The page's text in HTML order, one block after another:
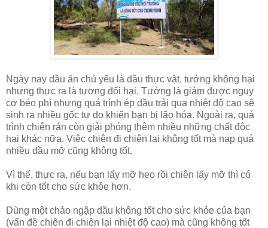
Ngày nay dầu ăn chủ yếu là dầu thực vật, tưởng không hại
nhưng thực ra là tương đối hại. Tưởng là giảm được nguy
cơ béo phì nhưng quá trình ép dầu trải qua nhiệt độ cao sẽ
sinh ra nhiều gốc tự do khiến bạn bị lão hóa. Ngoài ra, quá
trình chiên rán còn giải phóng thêm nhiều những chất độc
hại khác nữa. Việc chiên đi chiên lại không tốt mà nạp quá
nhiều dầu mỡ cũng không tốt.
Vì thế, thực ra, nếu bạn lấy mỡ heo rồi chiên lấy mỡ thì có
khi còn tốt cho sức khỏe hơn.
Dùng một chảo ngập dầu không tốt cho sức khỏe của bạn
(vấn đề chiên đi chiên lại nhiệt độ cao) mà cũng không tốt